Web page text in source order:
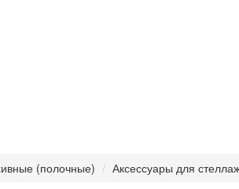
(полочные) Аксессуары для